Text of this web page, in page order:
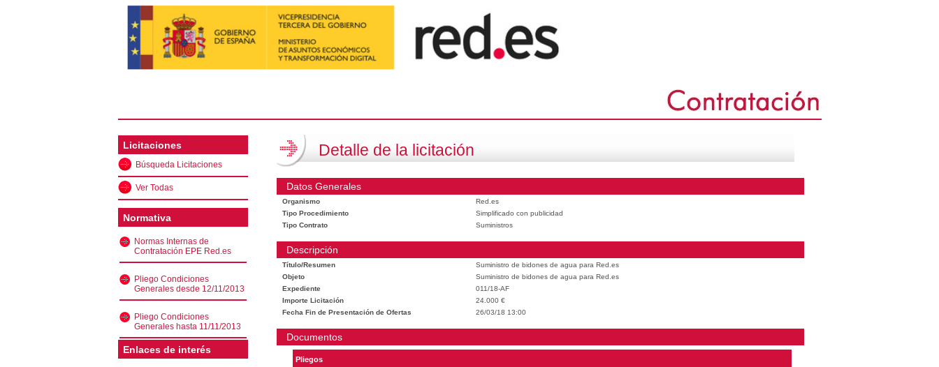
Licitaciones
Búsqueda Licitaciones
Ver Todas
Normativa
Normas Internas de
Contratación EPE Red.es
Pliego Condiciones
Generales desde 12/11/2013
Pliego Condiciones
Generales hasta 11/11/2013
Enlaces de interés
Detalle de la licitación
Datos Generales
Organismo
Red.es
Tipo Procedimiento
Simplificado con publicidad
Tipo Contrato
Suministros
Descripción
Título/Resumen
Suministro de bidones de agua para Red.es
Objeto
Suministro de bidones de agua para Red.es
Expediente
011/18-AF
Importe Licitación
24.000 €
Fecha Fin de Presentación de Ofertas
26/03/18 13:00
Documentos
Pliegos